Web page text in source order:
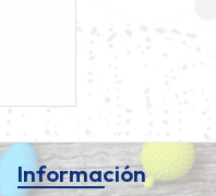
Información